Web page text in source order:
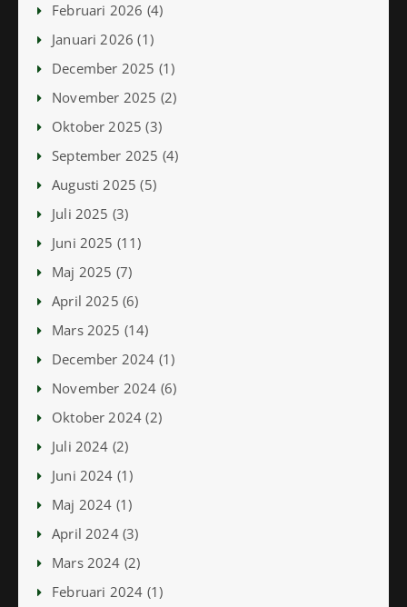
Februari 2026 (4)
Januari 2026 (1)
December 2025 (1)
November 2025 (2)
Oktober 2025 (3)
September 2025 (4)
Augusti 2025 (5)
Juli 2025 (3)
Juni 2025 (11)
Maj 2025 (7)
April 2025 (6)
Mars 2025 (14)
December 2024 (1)
November 2024 (6)
Oktober 2024 (2)
Juli 2024 (2)
Juni 2024 (1)
Maj 2024 (1)
April 2024 (3)
Mars 2024 (2)
Februari 2024 (1)